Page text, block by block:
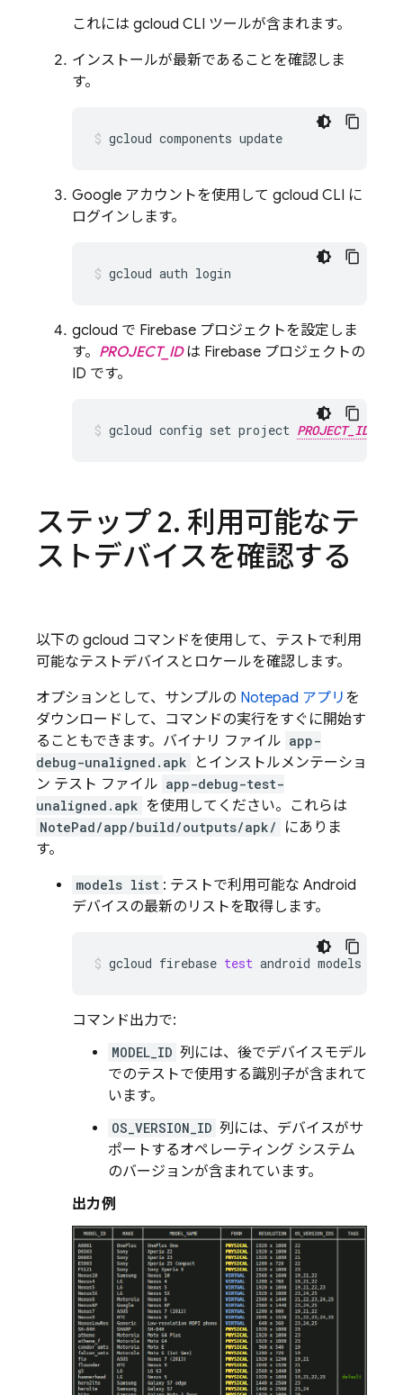
これには gcloud CLI ツールが含まれます。
インストールが最新であることを確認しま
す。
Google アカウントを使用して gcloud CLI に
ログインします。
gcloud で Firebase プロジェクトを設定しま
す。 PROJECT_IDは Firebase プロジェクトの
ID です。
gcloud config set project PROJECT_ID
ステップ 2. 利用可能なテ
ストデバイスを確認する
以下の gcloud コマンドを使用して、テストで利用
可能なテストデバイスとロケールを確認します。
オプションとして、サンプルの Notepad アプリ を
ダウンロードして、コマンドの実行をすぐに開始す
ることもできます。バイナリ ファイル app-
debug-unaligned.apk
とインストルメンテーショ
ン テスト ファイル app-debug-test-
unaligned.apk を使用してください。これらは
NotePad/app/build/outputs/apk/
にありま
す。
models list : テストで利用可能な Android
デバイスの最新のリストを取得します。
gcloud firebase test android models
コマンド出力で:
MODEL_ID 列には、後でデバイスモデル
でのテストで使用する識別子が含まれて
います。
OS_VERSION_ID 列には、デバイスがサ
ポートするオペレーティング システム
のバージョンが含まれています。
出力例